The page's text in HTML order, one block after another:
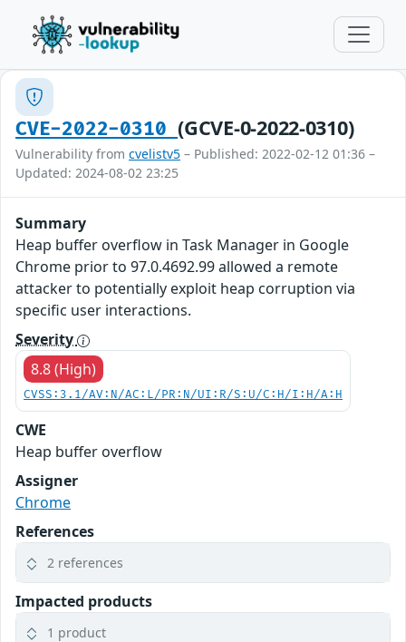
CVE-2022-0310(GCVE-0-2022-0310)
Vulnerability from cvelistv5 – Published: 2022-02-12 01:36 –
Updated: 2024-08-02 23:25
Summary
Heap buffer overflow in Task Manager in Google
Chrome prior to 97.0.4692.99 allowed a remote
attacker to potentially exploit heap corruption via
specific user interactions.
Severity
8.8 (High)
CVSS:3.1/AV:N/AC:L/PR:N/UI:R/S:U/C:H/I:H/A:H
CWE
Heap buffer overflow
Assigner
Chrome
References
2 references
Impacted products
1 product